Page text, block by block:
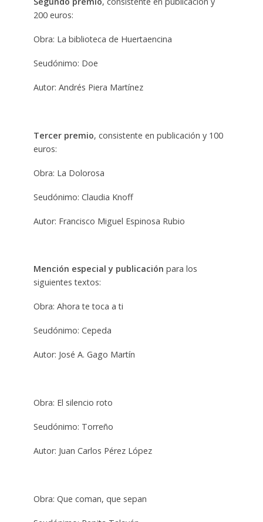
200 euros:
Obra: La biblioteca de Huertaencina
Seudónimo: Doe
Autor: Andrés Piera Martínez
Tercer premio, consistente en publicación y 100
euros:
Obra: La Dolorosa
Seudónimo: Claudia Knoff
Autor: Francisco Miguel Espinosa Rubio
Mención especial y publicación para los
siguientes textos:
Obra: Ahora te toca a ti
Seudónimo: Cepeda
Autor: José A. Gago Martín
Obra: El silencio roto
Seudónimo: Torreño
Autor: Juan Carlos Pérez López
Obra: Que coman, que sepan